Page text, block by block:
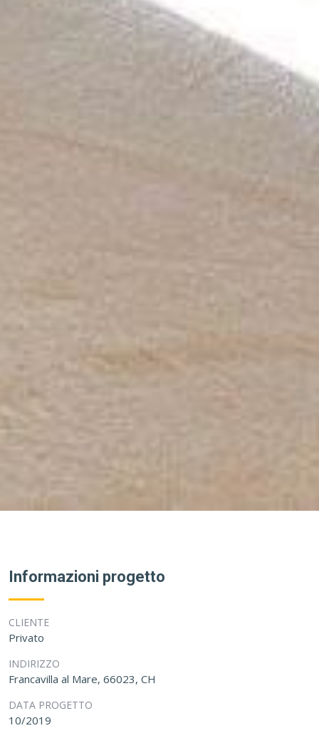
Informazioni progetto
CLIENTE
Privato
INDIRIZZO
Francavilla al Mare, 66023, CH
DATA PROGETTO
10/2019